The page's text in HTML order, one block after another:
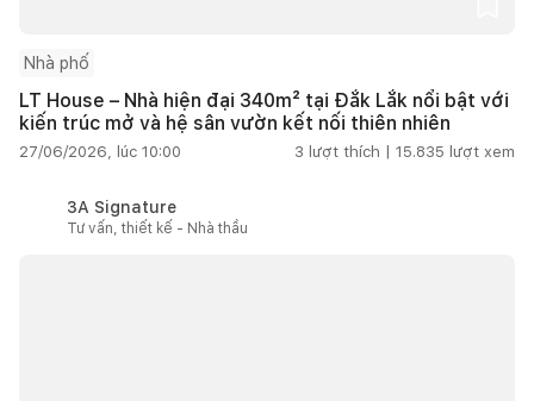
Nhà phố
LT House – Nhà hiện đại 340m² tại Đắk Lắk nổi bật với
kiến trúc mở và hệ sân vườn kết nối thiên nhiên
27/06/2026, lúc 10:00 3 lượt thích | 15.835 lượt xem
3A Signature
Tư vấn, thiết kế - Nhà thầu